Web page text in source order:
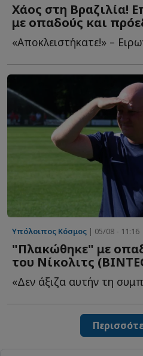
Χάος στη Βραζιλία!
με οπαδούς και
Υπόλοιπος Κόσμος | 05/08 - 11:16
"Πλακώθηκε" με
του Νίκολιτς